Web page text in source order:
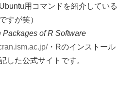
用コマンドを紹介している
すが笑）
Packages of R Software
・Rのインストール
した公式サイトです。